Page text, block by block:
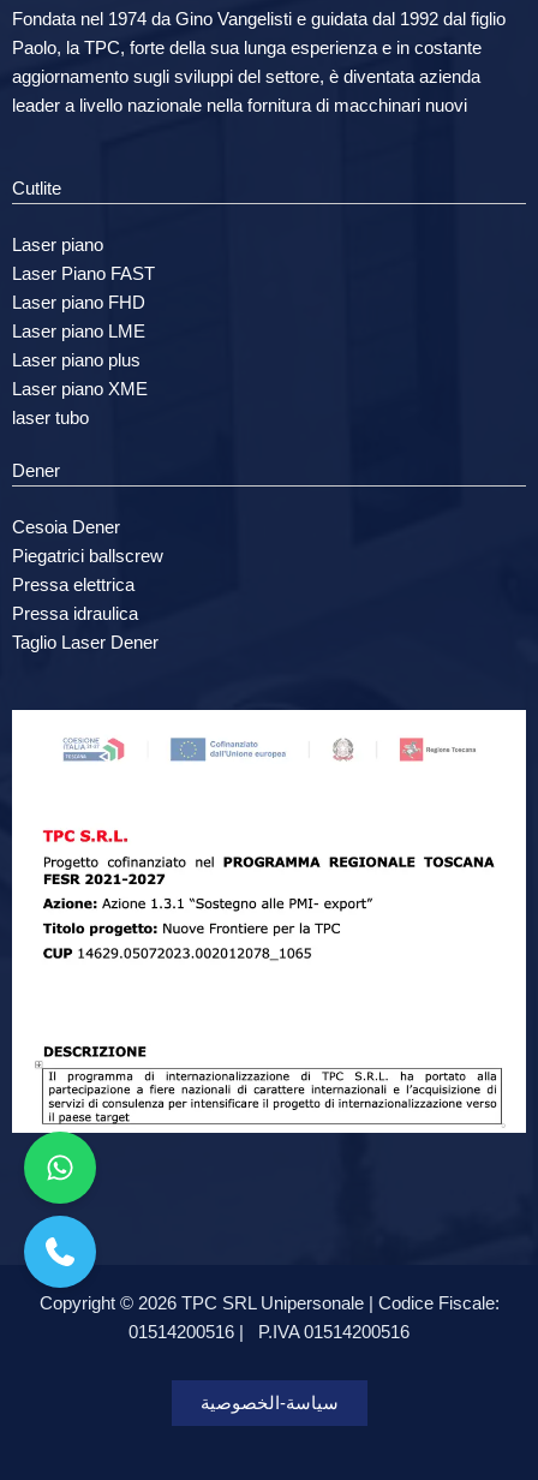
Fondata nel 1974 da Gino Vangelisti e guidata dal 1992 dal figlio
Paolo, la TPC, forte della sua lunga esperienza e in costante
aggiornamento sugli sviluppi del settore, è diventata azienda
leader a livello nazionale nella fornitura di macchinari nuovi
Cutlite
Laser piano
Laser Piano FAST
Laser piano FHD
Laser piano LME
Laser piano plus
Laser piano XME
laser tubo
Dener
Cesoia Dener
Piegatrici ballscrew
Pressa elettrica
Pressa idraulica
Taglio Laser Dener
Copyright © 2026 TPC SRL Unipersonale | Codice Fiscale:
01514200516 |
P.IVA 01514200516
سياسة-الخصوصية